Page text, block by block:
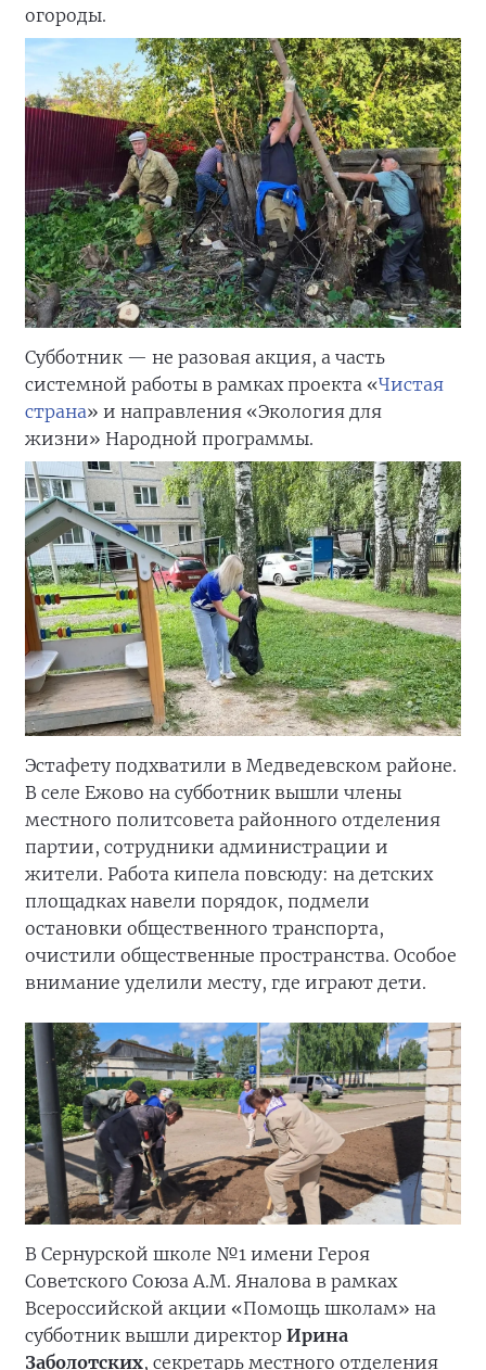
огороды.
Субботник — не разовая акция, а часть
системной работы в рамках проекта «Чистая
страна» и направления «Экология для
жизни» Народной программы.
Эстафету подхватили в Медведевском районе.
В селе Ежово на субботник вышли члены
местного политсовета районного отделения
партии, сотрудники администрации и
жители. Работа кипела повсюду: на детских
площадках навели порядок, подмели
остановки общественного транспорта,
очистили общественные пространства. Особое
внимание уделили месту, где играют дети.
В Сернурской школе №1 имени Героя
Советского Союза А.М. Яналова в рамках
Всероссийской акции «Помощь школам» на
субботник вышли директор Ирина
Заболотских, секретарь местного отделения